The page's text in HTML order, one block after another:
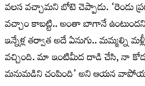
వలస వచ్చామని బోటె చెప్పాడు. ‘రెండు
వచ్చాం కాబట్టి.. అంతా బాగానే
ఇన్నేళ్ల తర్వాత అదే ఏనుగు.. మమ్మల్ని
వచ్చింది. మా ఇంటిమీద దాడి చేసి, నా
మనుమడిని చంపింది’ అని ఆయన